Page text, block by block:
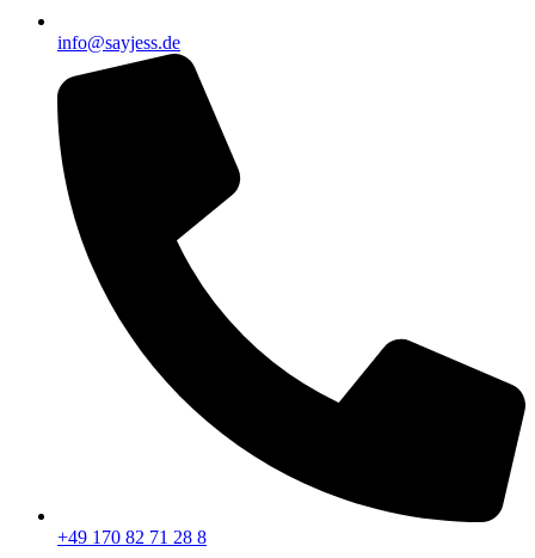
info@sayjess.de
+49 170 82 71 28 8